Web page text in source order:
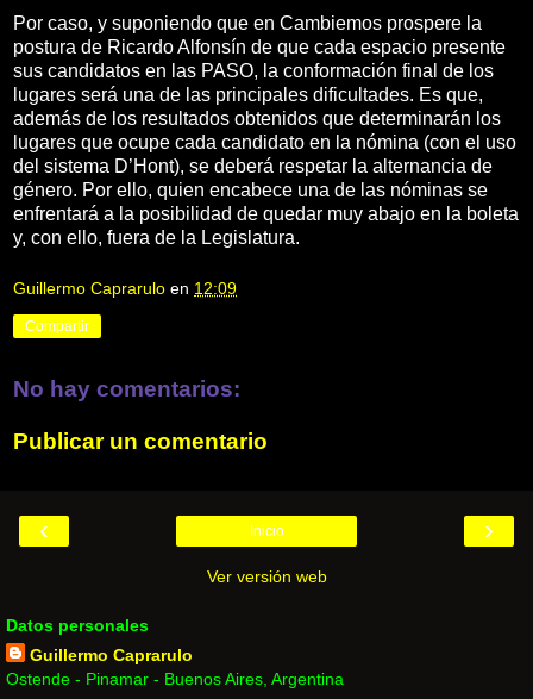
Por caso, y suponiendo que en Cambiemos prospere la
postura de Ricardo Alfonsín de que cada espacio presente
sus candidatos en las PASO, la conformación final de los
lugares será una de las principales dificultades. Es que,
además de los resultados obtenidos que determinarán los
lugares que ocupe cada candidato en la nómina (con el uso
del sistema D’Hont), se deberá respetar la alternancia de
género. Por ello, quien encabece una de las nóminas se
enfrentará a la posibilidad de quedar muy abajo en la boleta
y, con ello, fuera de la Legislatura.
Guillermo Caprarulo en 12:09
Compartir
No hay comentarios:
Publicar un comentario
‹ ›
Inicio
Ver versión web
Datos personales
Guillermo Caprarulo
Ostende - Pinamar - Buenos Aires, Argentina